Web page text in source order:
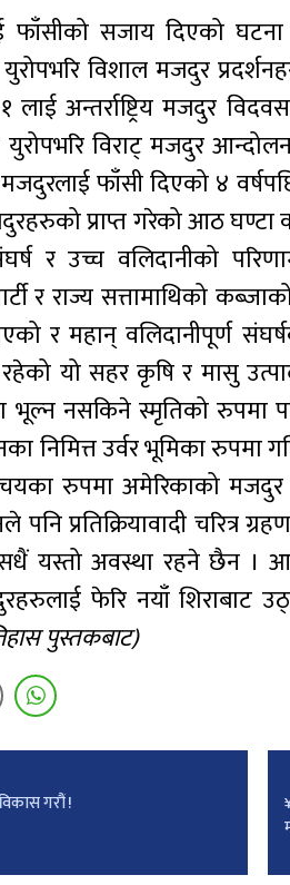
सजाय दिएको
विशाल मजदुर
अन्तर्राष्ट्रिय मजदुर
विराट् मजदुर
फाँसी दिएको ४
प्राप्त गरेको आठ
र उच्च वलिदानीको
र राज्य सत्तामाथिको
र महान् वलिदानीपूर्ण
यो सहर कृषि र मासु
भूल्न नसकिने स्मृतिको रुपमा
उर्वर भूमिका रुपमा
रुपमा अमेरिकाको
प्रतिक्रियावादी चरित्र
सधैं यस्तो अवस्था रहने छैन
फेरि नयाँ शिराबाट
पुस्तकबाट)
गरौं !